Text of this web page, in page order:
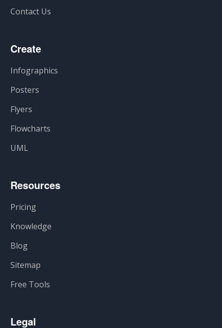
Contact Us
Create
Infographics
Posters
Flyers
Flowcharts
UML
Resources
Pricing
Knowledge
Blog
Sitemap
Free Tools
Legal